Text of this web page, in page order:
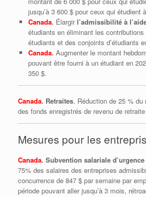
jusqu’à 3 600 $ pour ceux qui étudient
Canada. Élargir l’admissibilité à
étudiants en éliminant les
étudiants et des conjoints d’étudiants
Canada. Augmenter le montant
pouvant être fourni à un étudiant en
350 $.
Canada. Retraites. Réduction de 25 %
des fonds enregistrés de revenu de
Mesures pour les
Canada. Subvention salariale
75% des salaires des entreprises
concurrence de 847 $ par semaine par
période pouvant aller jusqu’à 3 mois,